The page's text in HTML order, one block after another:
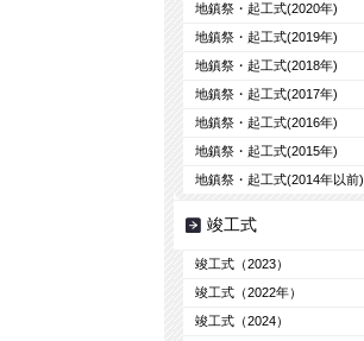
地鎮祭・起工式(2020年)
地鎮祭・起工式(2019年)
地鎮祭・起工式(2018年)
地鎮祭・起工式(2017年)
地鎮祭・起工式(2016年)
地鎮祭・起工式(2015年)
地鎮祭・起工式(2014年以前)
竣工式
竣工式（2023）
竣工式（2022年）
竣工式（2024）